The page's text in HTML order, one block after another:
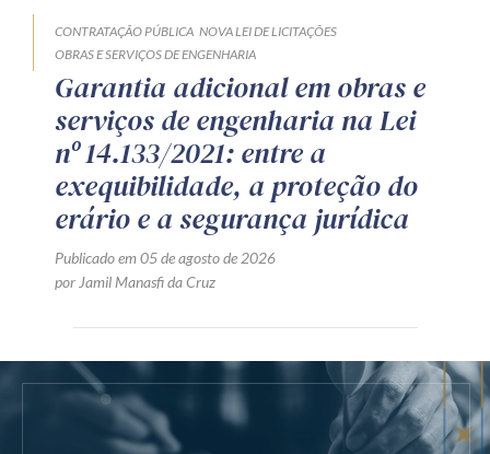
CONTRATAÇÃO PÚBLICA NOVA LEI DE LICITAÇÕES
OBRAS E SERVIÇOS DE ENGENHARIA
Garantia adicional em obras e
serviços de engenharia na Lei
nº 14.133/2021: entre a
exequibilidade, a proteção do
erário e a segurança jurídica
Publicado em 05 de agosto de 2026
por Jamil Manasfi da Cruz